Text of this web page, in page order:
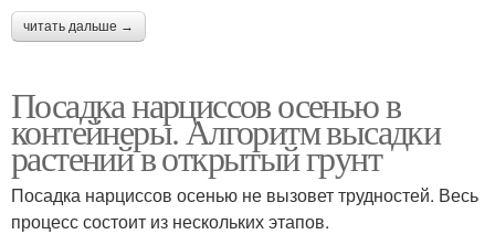
читать дальше →
Посадка нарциссов осенью в
контейнеры. Алгоритм высадки
растений в открытый грунт
Посадка нарциссов осенью не вызовет трудностей. Весь
процесс состоит из нескольких этапов.